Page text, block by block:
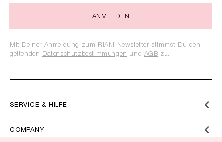
SERVICE & HILFE
COMPANY
ANMELDEN
Mit Deiner Anmeldung zum RIANI Newsletter stimmst Du den
geltenden Datenschutzbestimmungen und AGB zu.